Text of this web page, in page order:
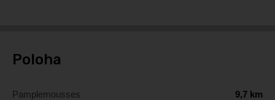
Poloha
Pamplemousses
9,7 km